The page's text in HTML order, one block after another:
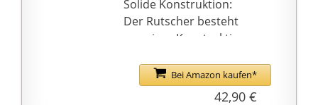
Lenker und Sattelstütze
stufenlos
Kinder von 85-110 cm
ab 2 Jahren. Mit
Solide Konstruktion:
Der Rutscher besteht
aus einer Konstruktion
Aluminiumlegierung,
die solide und stabil ist.
Bei Amazon kaufen*
42,90 €